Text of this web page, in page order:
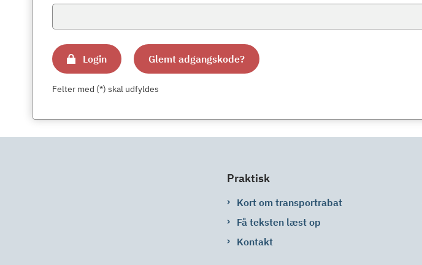
Login Glemt adgangskode?
Felter med (*) skal udfyldes
Praktisk
Kort om transportrabat
Få teksten læst op
Kontakt